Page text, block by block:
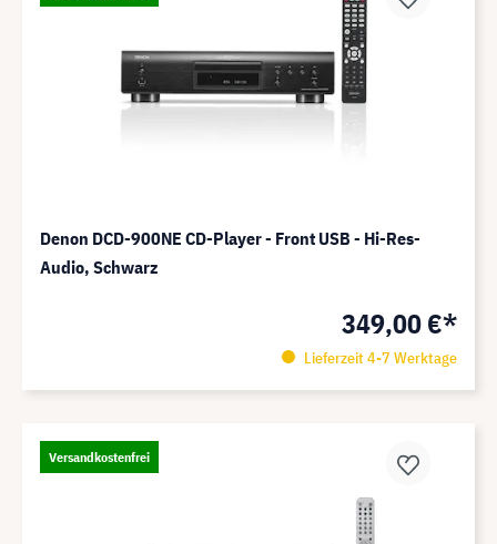
Denon DCD-900NE CD-Player - Front USB - Hi-Res-
Audio, Schwarz
349,00 €*
Lieferzeit 4-7 Werktage
Versandkostenfrei